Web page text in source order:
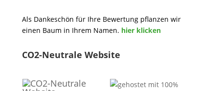
Als Dankeschön für Ihre Bewertung pflanzen wir
einen Baum in Ihrem Namen. hier klicken
CO2-Neutrale Website